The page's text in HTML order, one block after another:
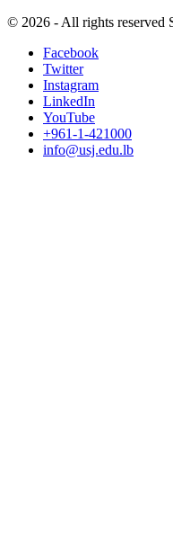
© 2026 - All rights reserved
Facebook
Twitter
Instagram
LinkedIn
YouTube
+961-1-421000
info@usj.edu.lb